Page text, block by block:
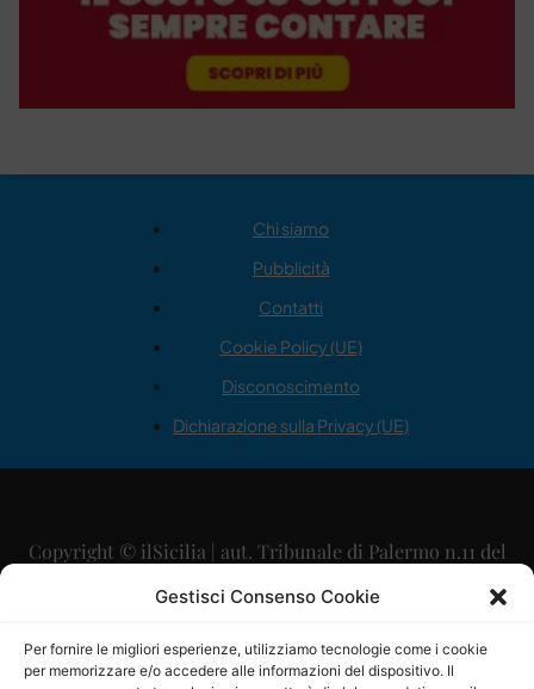
Gestisci Consenso Cookie
Per fornire le migliori esperienze, utilizziamo tecnologie come i cookie
per memorizzare e/o accedere alle informazioni del dispositivo. Il
Chi siamo
Pubblicità
Contatti
Cookie Policy (UE)
Disconoscimento
Dichiarazione sulla Privacy (UE)
Copyright © ilSicilia | aut. Tribunale di Palermo n.11 del
29/09/2015